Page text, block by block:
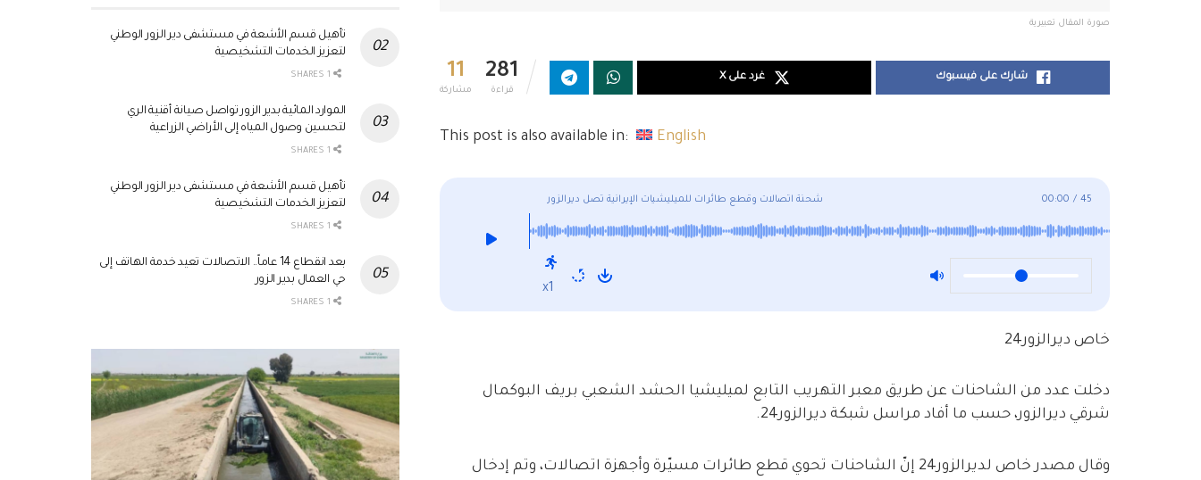
صورة المقال تعبيرية
11
مشاركة
281
قراءة
شارك على فيسبوك غرد على X
This post is also available in: English
شحنة اتصالات وقطع طائرات للميليشيات الإيرانية تصل ديرالزور 00:00 / 45
x1
خاص ديرالزور24
دخلت عدد من الشاحنات عن طريق معبر التهريب التابع لميليشيا الحشد الشعبي بريف البوكمال
شرقي ديرالزور، حسب ما أفاد مراسل شبكة ديرالزور24.
وقال مصدر خاص لديرالزور24 إنّ الشاحنات تحوي قطع طائرات مسيّرة وأجهزة اتصالات، وتم إدخال
تأهيل قسم الأشعة في مستشفى دير الزور الوطني
لتعزيز الخدمات التشخيصية
الموارد المائية بدير الزور تواصل صيانة أقنية الري
لتحسين وصول المياه إلى الأراضي الزراعية
تأهيل قسم الأشعة في مستشفى دير الزور الوطني
لتعزيز الخدمات التشخيصية
بعد انقطاع 14 عاماً.. الاتصالات تعيد خدمة الهاتف إلى
حي العمال بدير الزور